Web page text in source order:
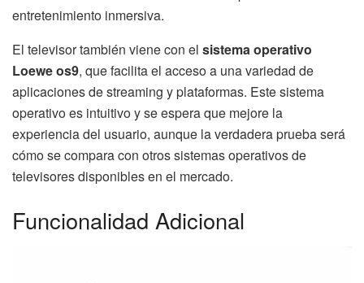
entretenimiento inmersiva.
El televisor también viene con el sistema operativo
Loewe os9, que facilita el acceso a una variedad de
aplicaciones de streaming y plataformas. Este sistema
operativo es intuitivo y se espera que mejore la
experiencia del usuario, aunque la verdadera prueba será
cómo se compara con otros sistemas operativos de
televisores disponibles en el mercado.
Funcionalidad Adicional